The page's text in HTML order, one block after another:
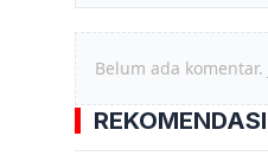
Belum ada
REKOMENDASI